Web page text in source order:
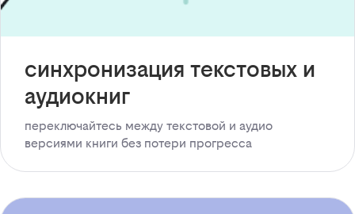
синхронизация текстовых и
аудиокниг
переключайтесь между текстовой и аудио
версиями книги без потери прогресса